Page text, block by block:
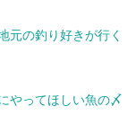
元の釣り好きが行く
やってほしい魚の〆